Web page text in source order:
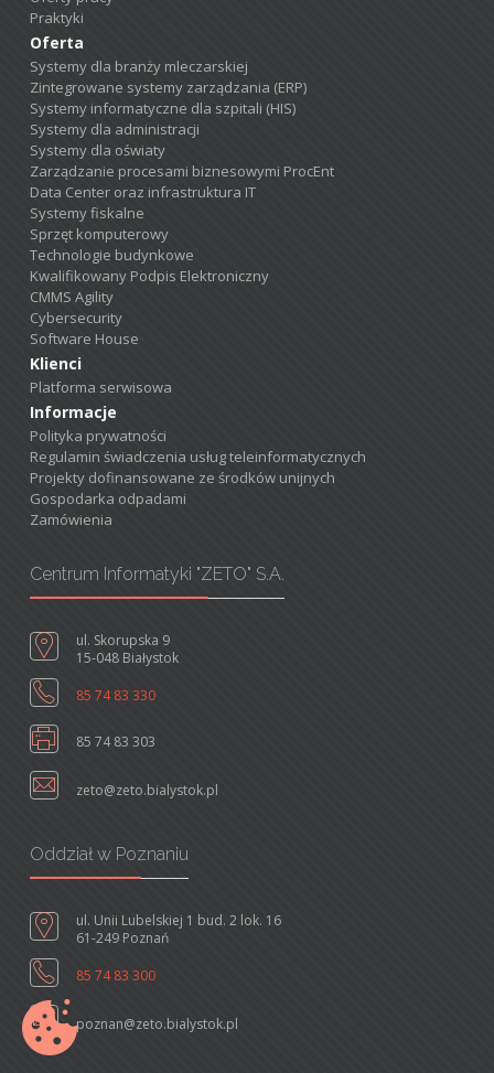
Praktyki
Oferta
Systemy dla branży mleczarskiej
Zintegrowane systemy zarządzania (ERP)
Systemy informatyczne dla szpitali (HIS)
Systemy dla administracji
Systemy dla oświaty
Zarządzanie procesami biznesowymi ProcEnt
Data Center oraz infrastruktura IT
Systemy fiskalne
Sprzęt komputerowy
Technologie budynkowe
Kwalifikowany Podpis Elektroniczny
CMMS Agility
Cybersecurity
Software House
Klienci
Platforma serwisowa
Informacje
Polityka prywatności
Regulamin świadczenia usług teleinformatycznych
Projekty dofinansowane ze środków unijnych
Gospodarka odpadami
Zamówienia
Centrum Informatyki "ZETO" S.A.
ul. Skorupska 9
15-048 Białystok
85 74 83 330
85 74 83 303
zeto@zeto.bialystok.pl
Oddział w Poznaniu
ul. Unii Lubelskiej 1 bud. 2 lok. 16
61-249 Poznań
85 74 83 300
poznan@zeto.bialystok.pl